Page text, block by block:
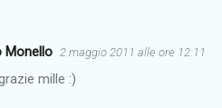
Monello 2 maggio 2011 alle ore 12:11
mille :)